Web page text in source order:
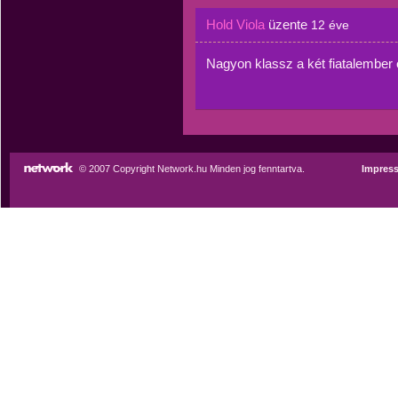
Hold Viola üzente 12 éve
Nagyon klassz a két fiatalember
© 2007 Copyright Network.hu Minden jog fenntartva.